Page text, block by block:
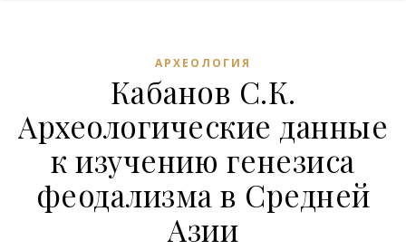
АРХЕОЛОГИЯ
Кабанов С.К.
Археологические данные
к изучению генезиса
феодализма в Средней
Азии